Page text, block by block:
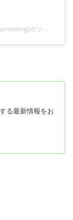
る最新情報をお